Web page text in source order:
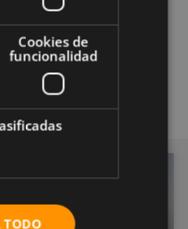
con otros
radiofrecuencia
Cookies de
funcionalidad
TODO